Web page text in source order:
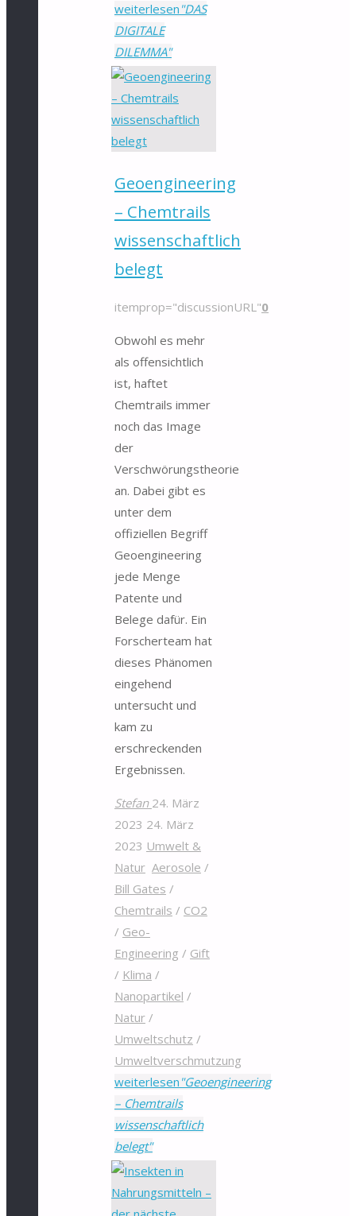
weiterlesen "DAS
DIGITALE
DILEMMA"
Geoengineering
– Chemtrails
wissenschaftlich
belegt
itemprop="discussionURL"0
Obwohl es mehr
als offensichtlich
ist, haftet
Chemtrails immer
noch das Image
der
Verschwörungstheorie
an. Dabei gibt es
unter dem
offiziellen Begriff
Geoengineering
jede Menge
Patente und
Belege dafür. Ein
Forscherteam hat
dieses Phänomen
eingehend
untersucht und
kam zu
erschreckenden
Ergebnissen.
Stefan 24. März
2023 24. März
2023 Umwelt &
Natur Aerosole /
Bill Gates /
Chemtrails / CO2
/ Geo-
Engineering / Gift
/ Klima /
Nanopartikel /
Natur/
Umweltschutz /
Umweltverschmutzung
weiterlesen "Geoengineering
– Chemtrails
wissenschaftlich
belegt"